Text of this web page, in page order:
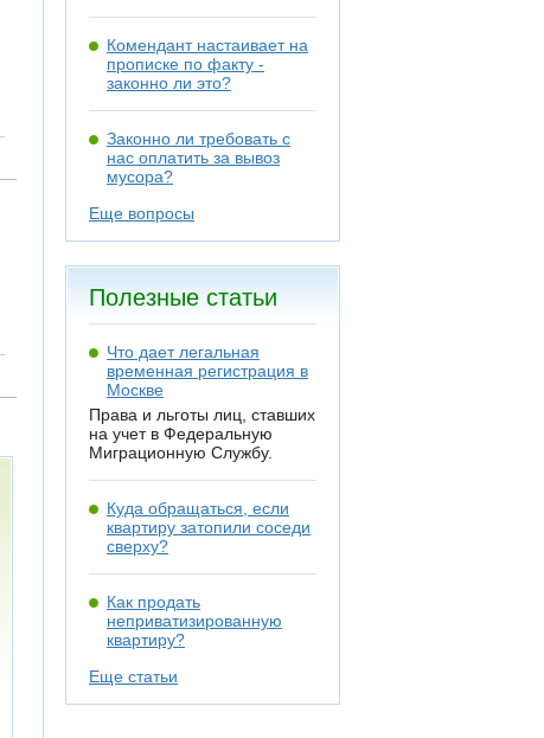
Комендант настаивает на
прописке по факту -
законно ли это?
Законно ли требовать с
нас оплатить за вывоз
мусора?
Еще вопросы
Полезные статьи
Что дает легальная
временная регистрация в
Москве
Права и льготы лиц, ставших
на учет в Федеральную
Миграционную Службу.
Куда обращаться, если
квартиру затопили соседи
сверху?
Как продать
неприватизированную
квартиру?
Еще статьи